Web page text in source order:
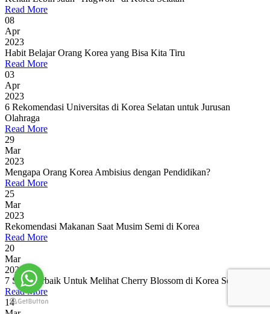
Read More
08
Apr
2023
Habit Belajar Orang Korea yang Bisa Kita Tiru
Read More
03
Apr
2023
6 Rekomendasi Universitas di Korea Selatan untuk Jurusan
Olahraga
Read More
29
Mar
2023
Mengapa Orang Korea Ambisius dengan Pendidikan?
Read More
25
Mar
2023
Rekomendasi Makanan Saat Musim Semi di Korea
Read More
20
Mar
2023
7 Spot Terbaik Untuk Melihat Cherry Blossom di Korea Selatan
Read More
14